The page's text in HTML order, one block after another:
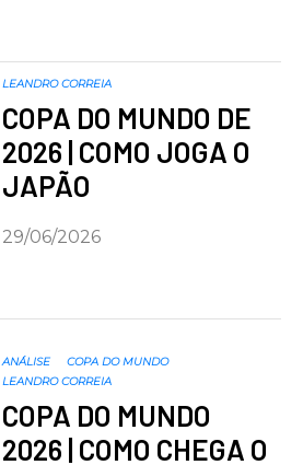
LEANDRO CORREIA
COPA DO MUNDO DE
2026 | COMO JOGA O
JAPÃO
29/06/2026
ANÁLISE
COPA DO MUNDO
LEANDRO CORREIA
COPA DO MUNDO
2026 | COMO CHEGA O